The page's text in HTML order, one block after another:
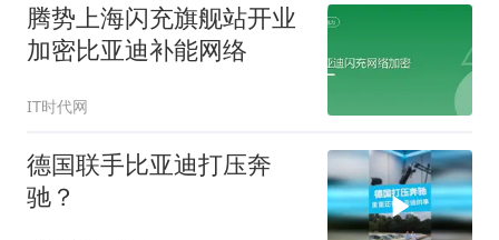
腾势上海闪充旗舰站开业
加密比亚迪补能网络
IT时代网
德国联手比亚迪打压奔
驰？